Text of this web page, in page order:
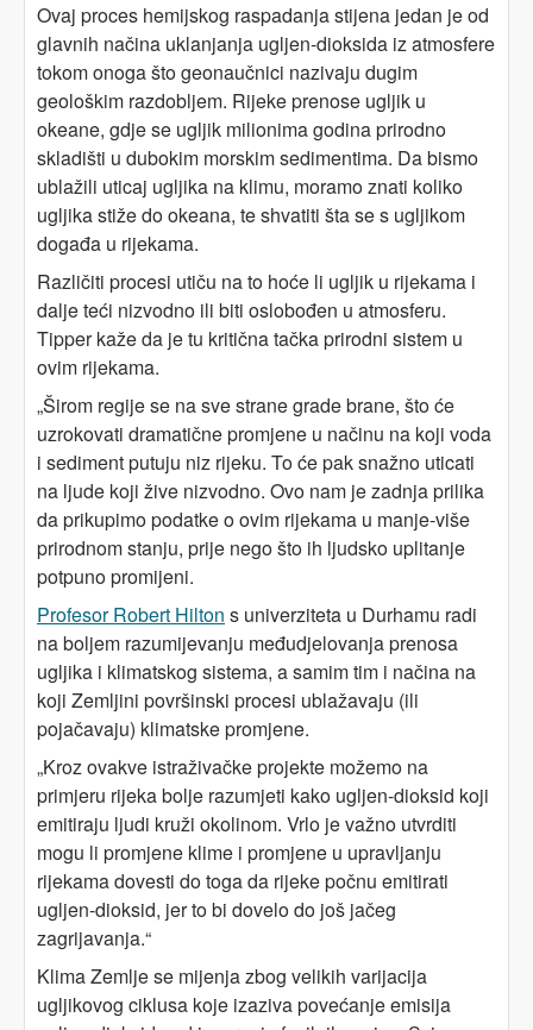
Ovaj proces hemijskog raspadanja stijena jedan je od
glavnih načina uklanjanja ugljen-dioksida iz atmosfere
tokom onoga što geonaučnici nazivaju dugim
geološkim razdobljem. Rijeke prenose ugljik u
okeane, gdje se ugljik milionima godina prirodno
skladišti u dubokim morskim sedimentima. Da bismo
ublažili uticaj ugljika na klimu, moramo znati koliko
ugljika stiže do okeana, te shvatiti šta se s ugljikom
događa u rijekama.
Različiti procesi utiču na to hoće li ugljik u rijekama i
dalje teći nizvodno ili biti oslobođen u atmosferu.
Tipper kaže da je tu kritična tačka prirodni sistem u
ovim rijekama.
„Širom regije se na sve strane grade brane, što će
uzrokovati dramatične promjene u načinu na koji voda
i sediment putuju niz rijeku. To će pak snažno uticati
na ljude koji žive nizvodno. Ovo nam je zadnja prilika
da prikupimo podatke o ovim rijekama u manje-više
prirodnom stanju, prije nego što ih ljudsko uplitanje
potpuno promijeni.
Profesor Robert Hilton s univerziteta u Durhamu radi
na boljem razumijevanju međudjelovanja prenosa
ugljika i klimatskog sistema, a samim tim i načina na
koji Zemljini površinski procesi ublažavaju (ili
pojačavaju) klimatske promjene.
„Kroz ovakve istraživačke projekte možemo na
primjeru rijeka bolje razumjeti kako ugljen-dioksid koji
emitiraju ljudi kruži okolinom. Vrlo je važno utvrditi
mogu li promjene klime i promjene u upravljanju
rijekama dovesti do toga da rijeke počnu emitirati
ugljen-dioksid, jer to bi dovelo do još jačeg
zagrijavanja.“
Klima Zemlje se mijenja zbog velikih varijacija
ugljikovog ciklusa koje izaziva povećanje emisija